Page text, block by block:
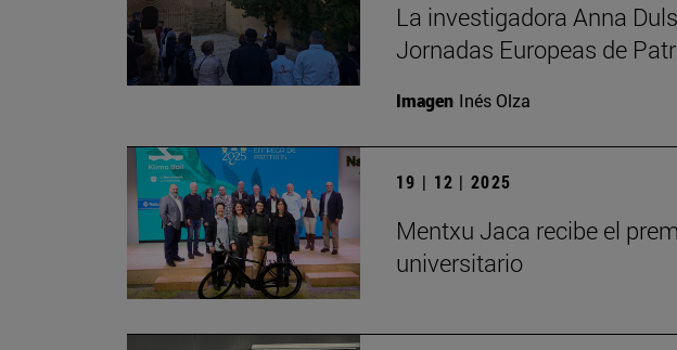
La investigadora Anna
Jornadas Europeas de
Imagen Inés Olza
19 | 12 | 2025
Mentxu Jaca recibe el
universitario